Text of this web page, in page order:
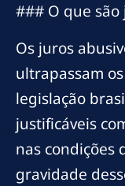
### O que são
Os juros
ultrapassam
legislação
justificáveis
nas condições
gravidade